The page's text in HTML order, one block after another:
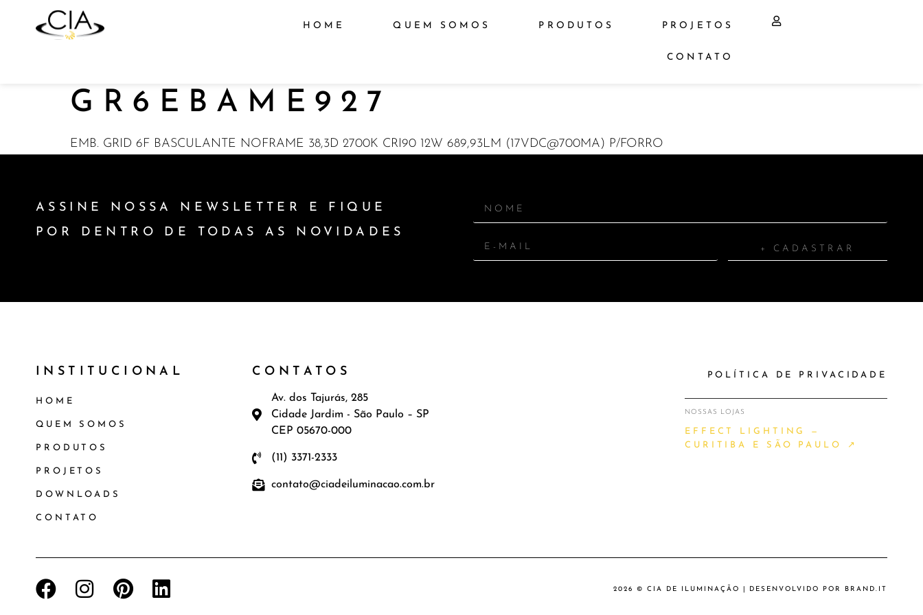
HOME QUEM SOMOS PRODUTOS PROJETOS
CONTATO
GR6EBAME927
EMB. GRID 6F BASCULANTE NOFRAME 38,3D 2700K CRI90 12W 689,93LM (17VDC@700MA) P/FORRO
ASSINE NOSSA NEWSLETTER E FIQUE
POR DENTRO DE TODAS AS NOVIDADES
+ CADASTRAR
INSTITUCIONAL
HOME
QUEM SOMOS
PRODUTOS
PROJETOS
DOWNLOADS
CONTATO
CONTATOS
Av. dos Tajurás, 285
Cidade Jardim - São Paulo – SP
CEP 05670-000
(11) 3371-2333
contato@ciadeiluminacao.com.br
POLÍTICA DE PRIVACIDADE
NOSSAS LOJAS
EFFECT LIGHTING —
CURITIBA E SÃO PAULO ↗
2026 © CIA DE ILUMINAÇÃO | DESENVOLVIDO POR BRAND.IT